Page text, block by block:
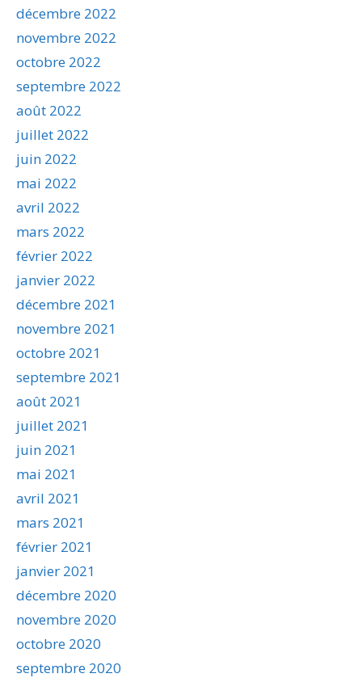
décembre 2022
novembre 2022
octobre 2022
septembre 2022
août 2022
juillet 2022
juin 2022
mai 2022
avril 2022
mars 2022
février 2022
janvier 2022
décembre 2021
novembre 2021
octobre 2021
septembre 2021
août 2021
juillet 2021
juin 2021
mai 2021
avril 2021
mars 2021
février 2021
janvier 2021
décembre 2020
novembre 2020
octobre 2020
septembre 2020